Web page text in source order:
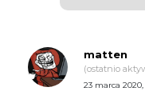
matten
(ostatnio
23 marca 2020,